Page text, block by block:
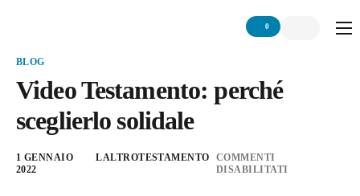
Home
Chi siamo
Servizio
Network
0
BLOG
Video Testamento: perché
sceglierlo solidale
1 GENNAIO
2022
LALTROTESTAMENTO
COMMENTI
DISABILITATI